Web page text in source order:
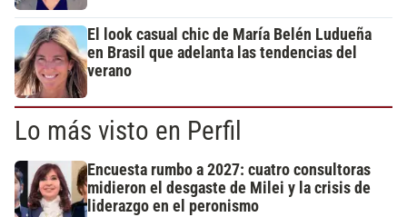
El look casual chic de María Belén Ludueña
en Brasil que adelanta las tendencias del
verano
Lo más visto en Perfil
Encuesta rumbo a 2027: cuatro consultoras
midieron el desgaste de Milei y la crisis de
liderazgo en el peronismo